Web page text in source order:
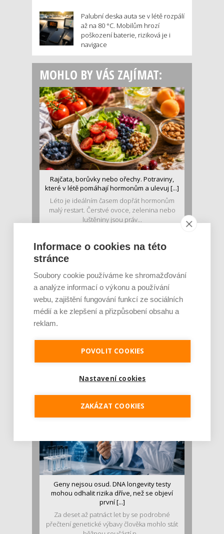
Palubní deska auta se v létě rozpálí
až na 80 °C. Mobilům hrozí
poškození baterie, riziková je i
navigace
MOHLO BY VÁS ZAJÍMAT:
Rajčata, borůvky nebo ořechy. Potraviny,
které v létě pomáhají hormonům a ulevuj [...]
Léto je ideálním časem dopřát hormonům
malý restart. Čerstvé ovoce, zelenina nebo
luštěniny jsou práv...
stravě ho mám dostatek. Znáte nejčastějš [...]
Pojem protein již nějakou dobu rezonuje
v oblasti zdraví, výživy i dlouhověkosti. Přesto
Geny nejsou osud. DNA longevity testy
mohou odhalit rizika dříve, než se objeví
první [...]
Za deset až patnáct let by se podrobné
přečtení genetické výbavy člověka mohlo stát
Informace o cookies na této
stránce
Soubory cookie používáme ke shromažďování
a analýze informací o výkonu a používání
webu, zajištění fungování funkcí ze sociálních
médií a ke zlepšení a přizpůsobení obsahu a
reklam.
POVOLIT COOKIES
Nastavení cookies
ZAKÁZAT COOKIES